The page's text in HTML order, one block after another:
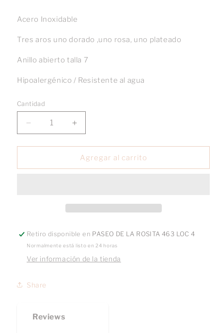
Acero Inoxidable
Tres aros uno dorado ,uno rosa, uno plateado
Anillo abierto talla 7
Hipoalergénico / Resistente al agua
Cantidad
Reducir
cantidad
para
Triple
Aumentar
cantidad
para
Anillo
Triple
Agregar al carrito
Retiro disponible en PASEO DE LA ROSITA 463 LOC 4
Normalmente está listo en 24 horas
Ver información de la tienda
Share
Reviews